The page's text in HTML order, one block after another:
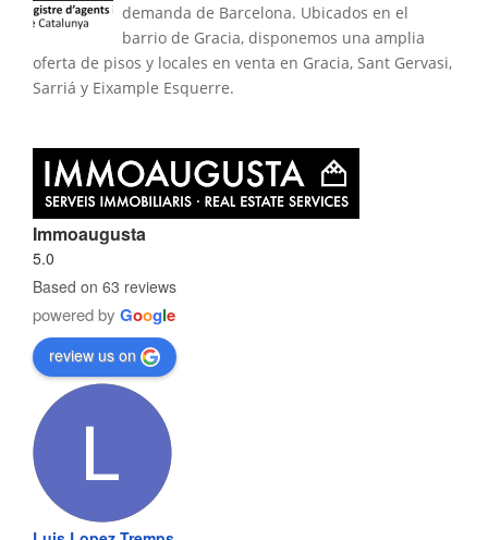
demanda de Barcelona. Ubicados en el
barrio de Gracia, disponemos una amplia
oferta de pisos y locales en venta en Gracia, Sant Gervasi,
Sarriá y Eixample Esquerre.
Immoaugusta
5.0
Based on 63 reviews
powered by Google
review us on